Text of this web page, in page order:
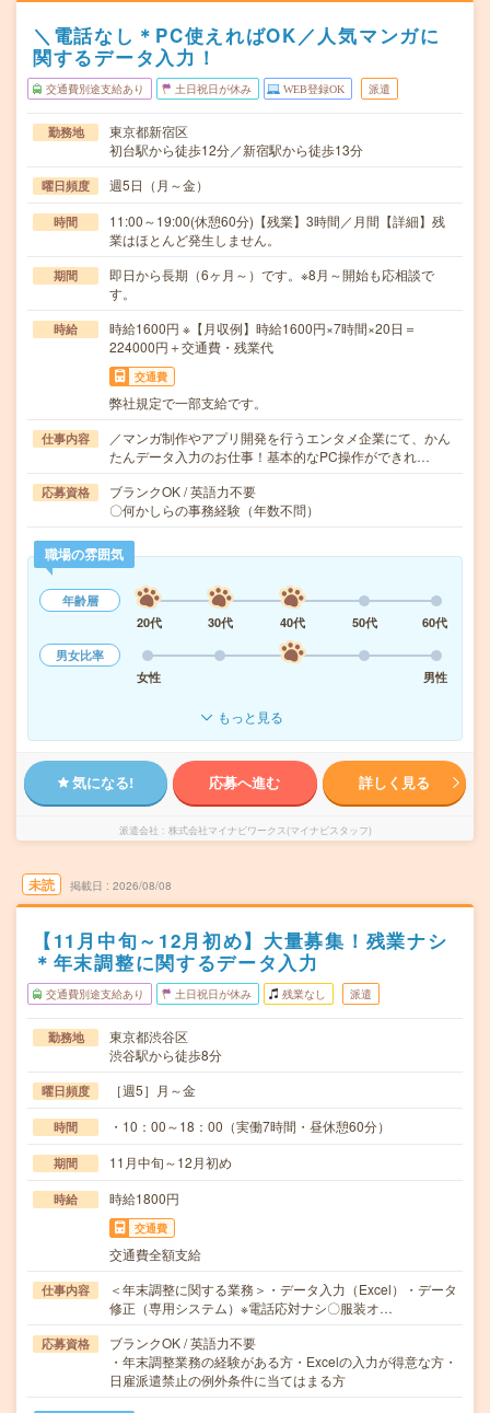
＼電話なし＊PC使えればOK／人気マンガに
関するデータ入力！
交通費別途支給あり 土日祝日が休み WEB登録OK 派遣
勤務地
東京都新宿区
初台駅から徒歩12分／新宿駅から徒歩13分
曜日頻度 週5日（月～金）
時間
11:00～19:00(休憩60分)【残業】3時間／月間【詳細】残
業はほとんど発生しません。
期間
即日から長期（6ヶ月～）です。※8月～開始も応相談で
す。
時給
時給1600円 ※【月収例】時給1600円×7時間×20日＝
224000円＋交通費・残業代
交通費
弊社規定で一部支給です。
仕事内容
／マンガ制作やアプリ開発を行うエンタメ企業にて、かん
たんデータ入力のお仕事！基本的なPC操作ができれ…
応募資格
ブランクOK / 英語力不要
〇何かしらの事務経験（年数不問）
職場の雰囲気
年齢層
20代
30代 40代 50代
60代
男女比率
女性
男性
もっと見る
気になる! 応募へ進む 詳しく見る
派遣会社 株式会社マイナビワークス(マイナビスタッフ)
未読 掲載日 2026/08/08
【11月中旬～12月初め】大量募集！残業ナシ
＊年末調整に関するデータ入力
交通費別途支給あり 土日祝日が休み 残業なし 派遣
勤務地
東京都渋谷区
渋谷駅から徒歩8分
曜日頻度 ［週5］月～金
時間 ・10：00～18：00（実働7時間・昼休憩60分）
期間 11月中旬～12月初め
時給 時給1800円
交通費
交通費全額支給
仕事内容
＜年末調整に関する業務＞・データ入力（Excel）・データ
修正（専用システム）※電話応対ナシ〇服装オ…
応募資格
ブランクOK / 英語力不要
・年末調整業務の経験がある方・Excelの入力が得意な方・
日雇派遣禁止の例外条件に当てはまる方